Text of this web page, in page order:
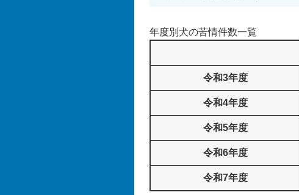
年度別犬の苦情件数一覧
令和3年度
令和4年度
令和5年度
令和6年度
令和7年度